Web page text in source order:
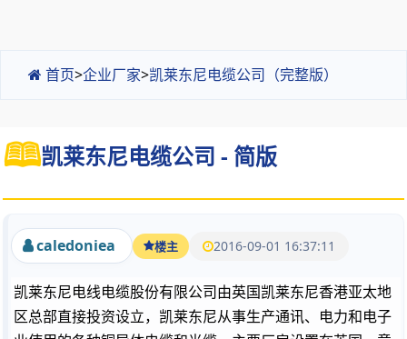
首页>企业厂家>凯莱东尼电缆公司（完整版）
凯莱东尼电缆公司 - 简版
caledoniea 楼主 2016-09-01 16:37:11
凯莱东尼电线电缆股份有限公司由英国凯莱东尼香港亚太地
区总部直接投资设立，凯莱东尼从事生产通讯、电力和电子